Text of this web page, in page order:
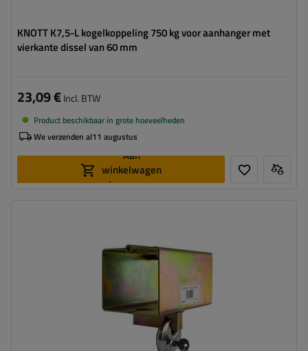
KNOTT K7,5-L kogelkoppeling 750 kg voor aanhanger met
vierkante dissel van 60 mm
23,09 €Incl. BTW
Product beschikbaar in grote hoeveelheden
We verzenden al11 augustus
Aan
winkelwagen
toevoegen